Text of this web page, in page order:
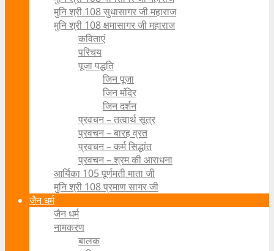
मुनि श्री 108 सुधासागर जी महाराज
मुनि श्री 108 क्षमासागर जी महाराज
कविताएं
परिचय
पूजा पद्धति
जिन पूजा
जिन मंदिर
जिन दर्शन
प्रवचन – तत्वार्थ सूत्र
प्रवचन – बारह व्रत
प्रवचन – कर्म सिद्धांत
प्रवचन – श्रम की आराधना
आर्यिका 105 पूर्णमती माता जी
मुनि श्री 108 प्रमाण सागर जी
जैन धर्म
जैन धर्म
नामकरण
बालक